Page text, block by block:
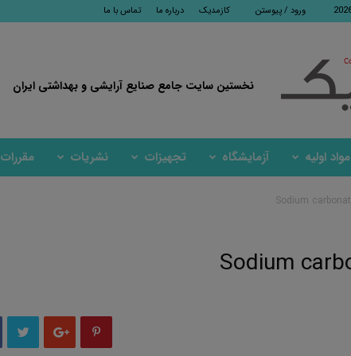
ورود / پیوستن کازمدیک درباره ما تماس با ما
نخستین سایت جامع صنایع آرایشی و بهداشتی ایران
مواد اولیه آزمایشگاه تجهیزات نشریات مقررات